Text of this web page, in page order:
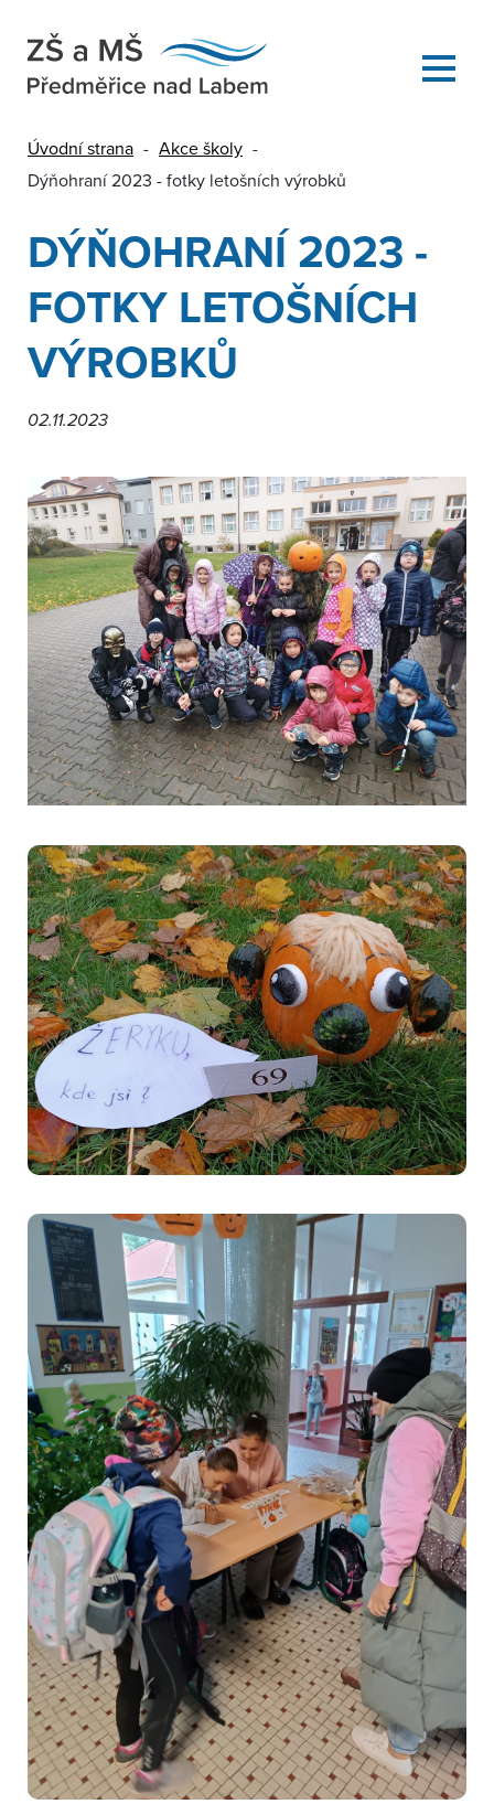
Úvodní strana - Akce školy -
Dýňohraní 2023 - fotky letošních výrobků
DÝŇOHRANÍ 2023 -
FOTKY LETOŠNÍCH
VÝROBKŮ
02.11.2023